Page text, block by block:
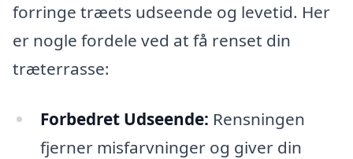
forringe træets udseende og levetid. Her
er nogle fordele ved at få renset din
træterrasse:
Forbedret Udseende: Rensningen
fjerner misfarvninger og giver din